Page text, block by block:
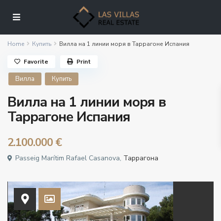
Home Купить Вилла на 1 линии моря в Таррагоне Испания
Вилла Купить
Вилла на 1 линии моря в
Таррагоне Испания
2.100.000 €
Passeig Marítim Rafael Casanova, Таррагона
Favorite Print